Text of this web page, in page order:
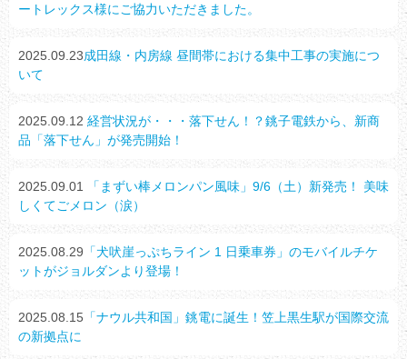
ートレックス様にご協力いただきました。
2025.09.23成田線・内房線 昼間帯における集中工事の実施につ
いて
2025.09.12 経営状況が・・・落下せん！？銚子電鉄から、新商
品「落下せん」が発売開始！
2025.09.01 「まずい棒メロンパン風味」9/6（土）新発売！ 美味
しくてごメロン（涙）
2025.08.29 「犬吠崖っぷちライン 1 日乗車券」のモバイルチケ
ットがジョルダンより登場！
2025.08.15 「ナウル共和国」銚電に誕生！笠上黒生駅が国際交流
の新拠点に